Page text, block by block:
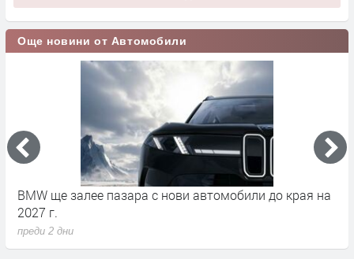
Още новини от Автомобили
BMW ще залее пазара с нови автомобили до края на
2027 г.
преди 2 дни